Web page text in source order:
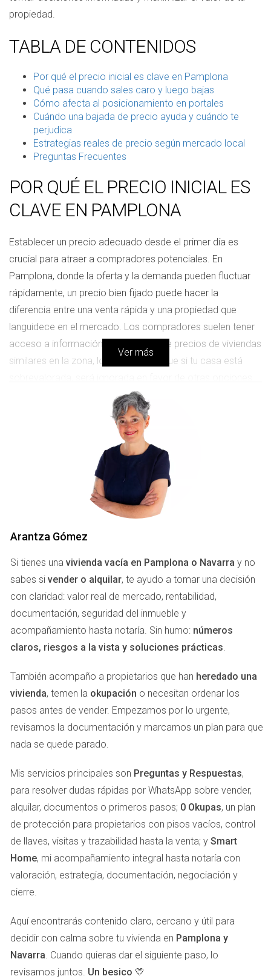
propiedad.
TABLA DE CONTENIDOS
Por qué el precio inicial es clave en Pamplona
Qué pasa cuando sales caro y luego bajas
Cómo afecta al posicionamiento en portales
Cuándo una bajada de precio ayuda y cuándo te
perjudica
Estrategias reales de precio según mercado local
Preguntas Frecuentes
POR QUÉ EL PRECIO INICIAL ES
CLAVE EN PAMPLONA
Establecer un precio adecuado desde el primer día es
crucial para atraer a compradores potenciales. En
Pamplona, donde la oferta y la demanda pueden fluctuar
rápidamente, un precio bien fijado puede hacer la
diferencia entre una venta rápida y una propiedad que
languidece en el mercado. Los compradores suelen tener
acceso a información detallada sobre precios de viviendas
similares en la zona, lo que significa que si tu casa está
más atractivas. Un caso real es el de Laura, quien decidió
poner su piso en el centro de Pamplona a un precio
superior al recomendado por su agente inmobiliario. A
pesar de tener un inmueble atractivo, las visitas fueron
escasas y las ofertas inexistentes. Después de seis meses,
Laura se vio obligada a bajar el precio significativamente,
lo que generó desconfianza entre los compradores,
quienes comenzaron a cuestionar por qué había estado
tan caro inicialmente.
QUÉ PASA CUANDO SALES CARO
Y LUEGO BAJAS
Cuando un propietario fija un precio demasiado alto y
posteriormente realiza una reducción, puede enfrentar
varios problemas. En primer lugar, los compradores
no está bien con la propiedad. Esto puede generar dudas
sobre su estado o ubicación. Además, las propiedades que
han estado mucho tiempo en el mercado tienden a ser
vistas como menos deseables. Tomemos como ejemplo
a Javier, quien vendía su casa en un barrio popular de
Pamplona. Inicialmente, fijó un precio muy alto basado en
emociones personales más que en datos del mercado.
Tras varios meses sin éxito, decidió bajar el precio. Sin
embargo, los compradores ya habían perdido interés y
optaron por otras opciones más recientes. Al final, Javier
tuvo que vender por mucho menos de lo esperado.
CÓMO AFECTA AL
PORTALES
El posicionamiento en portales inmobiliarios es
Ver más
Arantza Gómez
Si tienes una vivienda vacía en Pamplona o Navarra y no
sabes si vender o alquilar, te ayudo a tomar una decisión
con claridad: valor real de mercado, rentabilidad,
documentación, seguridad del inmueble y
acompañamiento hasta notaría. Sin humo: números
claros, riesgos a la vista y soluciones prácticas.
También acompaño a propietarios que han heredado una
vivienda, temen la okupación o necesitan ordenar los
pasos antes de vender. Empezamos por lo urgente,
revisamos la documentación y marcamos un plan para que
nada se quede parado.
Mis servicios principales son Preguntas y Respuestas,
para resolver dudas rápidas por WhatsApp sobre vender,
alquilar, documentos o primeros pasos; 0 Okupas, un plan
de protección para propietarios con pisos vacíos, control
de llaves, visitas y trazabilidad hasta la venta; y Smart
Home, mi acompañamiento integral hasta notaría con
valoración, estrategia, documentación, negociación y
cierre.
Aquí encontrarás contenido claro, cercano y útil para
decidir con calma sobre tu vivienda en Pamplona y
Navarra. Cuando quieras dar el siguiente paso, lo
revisamos juntos. Un besico 💛